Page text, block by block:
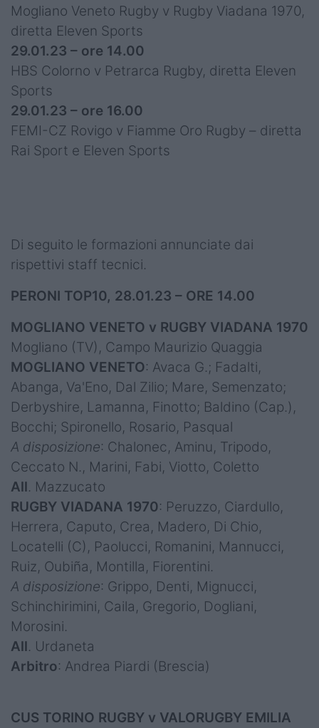
Mogliano Veneto Rugby v Rugby Viadana 1970,
diretta Eleven Sports
29.01.23 – ore 14.00
HBS Colorno v Petrarca Rugby, diretta Eleven
Sports
29.01.23 – ore 16.00
FEMI-CZ Rovigo v Fiamme Oro Rugby – diretta
Rai Sport e Eleven Sports
Di seguito le formazioni annunciate dai
rispettivi staff tecnici.
PERONI TOP10, 28.01.23 – ORE 14.00
MOGLIANO VENETO v RUGBY VIADANA 1970
Mogliano (TV), Campo Maurizio Quaggia
MOGLIANO VENETO: Avaca G.; Fadalti,
Abanga, Va'Eno, Dal Zilio; Mare, Semenzato;
Derbyshire, Lamanna, Finotto; Baldino (Cap.),
Bocchi; Spironello, Rosario, Pasqual
A disposizione: Chalonec, Aminu, Tripodo,
Ceccato N., Marini, Fabi, Viotto, Coletto
All. Mazzucato
RUGBY VIADANA 1970: Peruzzo, Ciardullo,
Herrera, Caputo, Crea, Madero, Di Chio,
Locatelli (C), Paolucci, Romanini, Mannucci,
Ruiz, Oubiña, Montilla, Fiorentini.
A disposizione: Grippo, Denti, Mignucci,
Schinchirimini, Caila, Gregorio, Dogliani,
Morosini.
All. Urdaneta
Arbitro: Andrea Piardi (Brescia)
CUS TORINO RUGBY v VALORUGBY EMILIA